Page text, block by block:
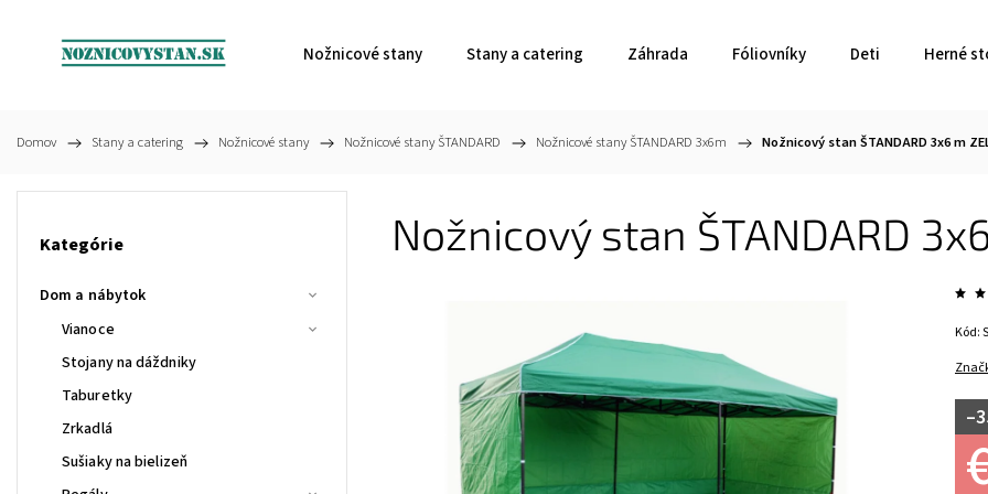
Nožnicové stany Stany a catering Záhrada Fóliovníky Deti Herné
Domov / Stany a catering / Nožnicové stany / Nožnicové stany ŠTANDARD / Nožnicové stany ŠTANDARD 3x6m / Nožnicový stan ŠTANDARD 3x6 m
Kategórie
Dom a nábytok
Vianoce
Stojany na dáždniky
Taburetky
Zrkadlá
Sušiaky na bielizeň
Nožnicový stan ŠTANDARD
Kód: